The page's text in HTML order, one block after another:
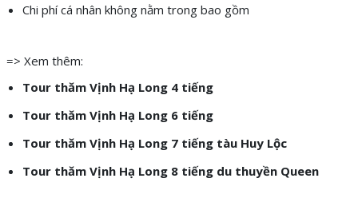
Chi phí cá nhân không nằm trong bao gồm
=> Xem thêm:
Tour thăm Vịnh Hạ Long 4 tiếng
Tour thăm Vịnh Hạ Long 6 tiếng
Tour thăm Vịnh Hạ Long 7 tiếng tàu Huy Lộc
Tour thăm Vịnh Hạ Long 8 tiếng du thuyền Queen